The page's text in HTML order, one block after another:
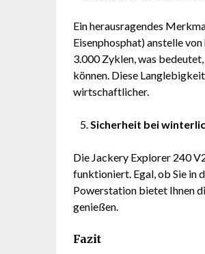
Ein herausragendes
Eisenphosphat) anstelle
3.000 Zyklen, was
können. Diese
wirtschaftlicher.
Sicherheit bei
Die Jackery Explorer 240
funktioniert. Egal, ob Sie in
Powerstation bietet Ihnen
genießen.
Fazit